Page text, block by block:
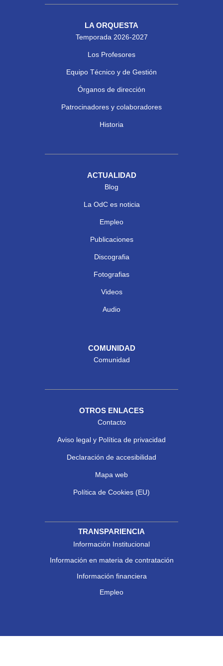
LA ORQUESTA
Temporada 2026-2027
Los Profesores
Equipo Técnico y de Gestión
Órganos de dirección
Patrocinadores y colaboradores
Historia
ACTUALIDAD
Blog
La OdC es noticia
Empleo
Publicaciones
Discografia
Fotografias
Videos
Audio
COMUNIDAD
Comunidad
OTROS ENLACES
Contacto
Aviso legal y Política de privacidad
Declaración de accesibilidad
Mapa web
Política de Cookies (EU)
TRANSPARIENCIA
Información Institucional
Información en materia de contratación
Información financiera
Empleo